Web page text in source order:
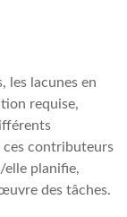
les lacunes en
requise,
contributeurs
elle planifie,
des tâches.